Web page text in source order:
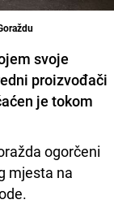
svoje
proizvođači
je tokom
ogorčeni
mjesta na